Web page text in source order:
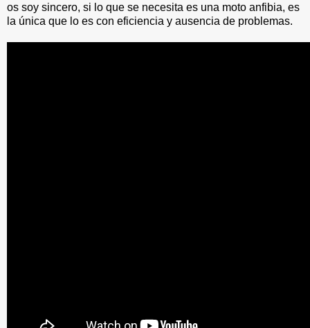
os soy sincero, si lo que se necesita es una moto anfibia, es
la única que lo es con eficiencia y ausencia de problemas.